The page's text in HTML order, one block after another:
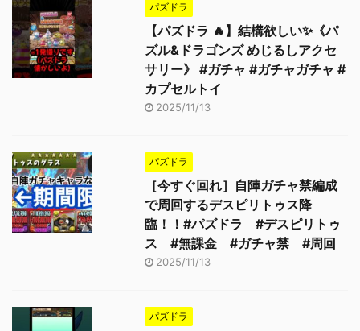
パズドラ
【パズドラ 🔥】結構欲しい✨《パ
ズル&ドラゴンズ めじるしアクセ
サリー》 #ガチャ #ガチャガチャ #
カプセルトイ
2025/11/13
パズドラ
［今すぐ回れ］自陣ガチャ禁編成
で周回するデスピリトゥス降
臨！！#パズドラ #デスピリトゥ
ス #無課金 #ガチャ禁 #周回
2025/11/13
パズドラ